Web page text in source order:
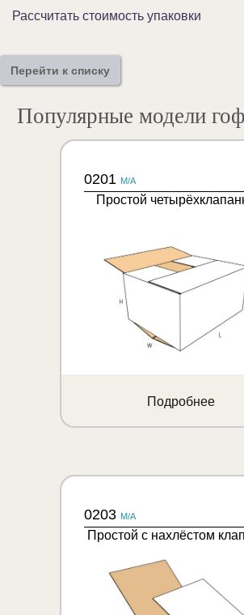
Рассчитать стоимость упаковки
Перейти к списку
Популярные модели
0201 M/A
Простой
Подробнее
0203 M/A
Простой с нахлёстом